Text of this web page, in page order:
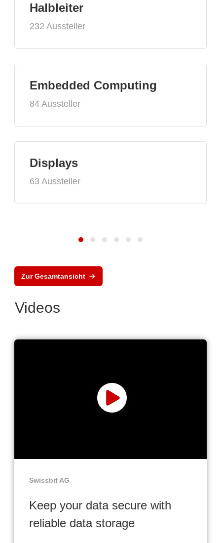
Halbleiter
232 Aussteller
Embedded Computing
84 Aussteller
Displays
63 Aussteller
Zur Gesamtansicht
Videos
Swissbit AG
Keep your data secure with
reliable data storage